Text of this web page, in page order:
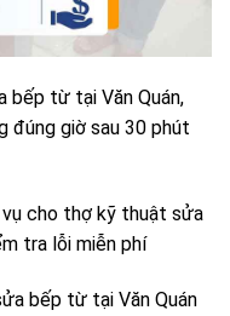
bếp từ tại Văn Quán,
đúng giờ sau 30 phút
cho thợ kỹ thuật sửa
tra lỗi miễn phí
bếp từ tại Văn Quán